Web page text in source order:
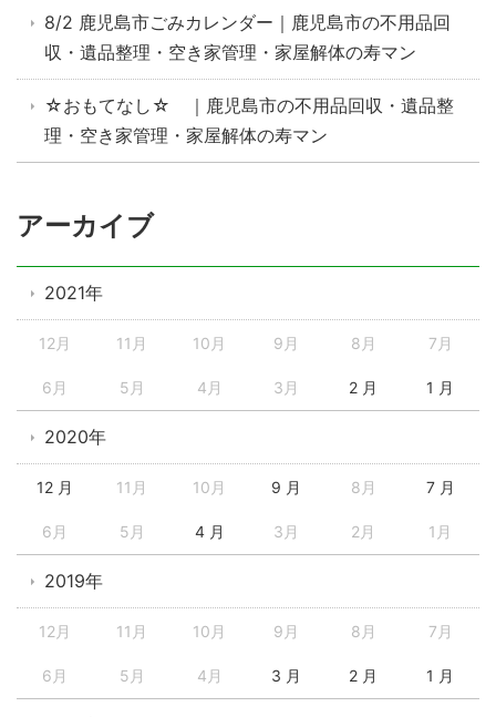
8/2 鹿児島市ごみカレンダー｜鹿児島市の不用品回
収・遺品整理・空き家管理・家屋解体の寿マン
☆おもてなし☆ ｜鹿児島市の不用品回収・遺品整
理・空き家管理・家屋解体の寿マン
アーカイブ
2021年
12月 11月 10月 9月 8月 7月
6月 5月 4月 3月 2 月 1 月
2020年
12 月 11月 10月 9 月 8月 7 月
6月 5月 4 月 3月 2月 1月
2019年
12月 11月 10月 9月 8月 7月
6月 5月 4月 3 月 2 月 1 月